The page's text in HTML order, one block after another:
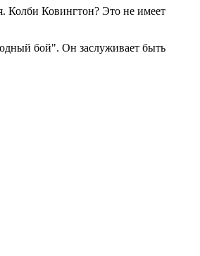
Колби Ковингтон? Это не имеет
бой". Он заслуживает быть